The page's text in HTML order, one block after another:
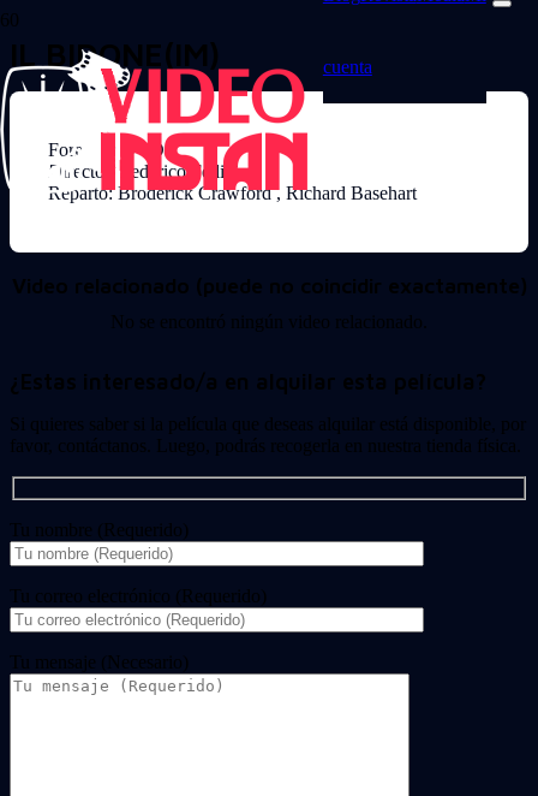
cuenta
IL BIDONE(IM)
Formato: DVD
Director: Federico Fellini
Reparto: Broderick Crawford , Richard Basehart
Video relacionado (puede no coincidir exactamente)
No se encontró ningún video relacionado.
¿Estas interesado/a en alquilar esta película?
Si quieres saber si la película que deseas alquilar está disponible, por
favor, contáctanos. Luego, podrás recogerla en nuestra tienda física.
Tu nombre (Requerido)
Tu correo electrónico (Requerido)
Tu mensaje (Necesario)